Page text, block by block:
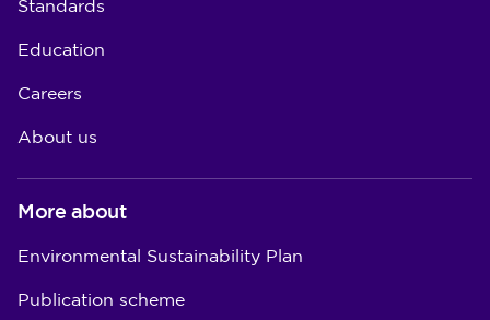
Standards
Education
Careers
About us
More about
Environmental Sustainability Plan
Publication scheme